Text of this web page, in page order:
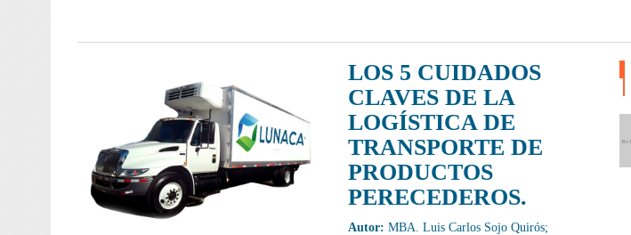
LOS 5 CUIDADOS
CLAVES DE LA
LOGÍSTICA DE
TRANSPORTE DE
PRODUCTOS
PERECEDEROS.
Autor: MBA. Luis Carlos Sojo Quirós;